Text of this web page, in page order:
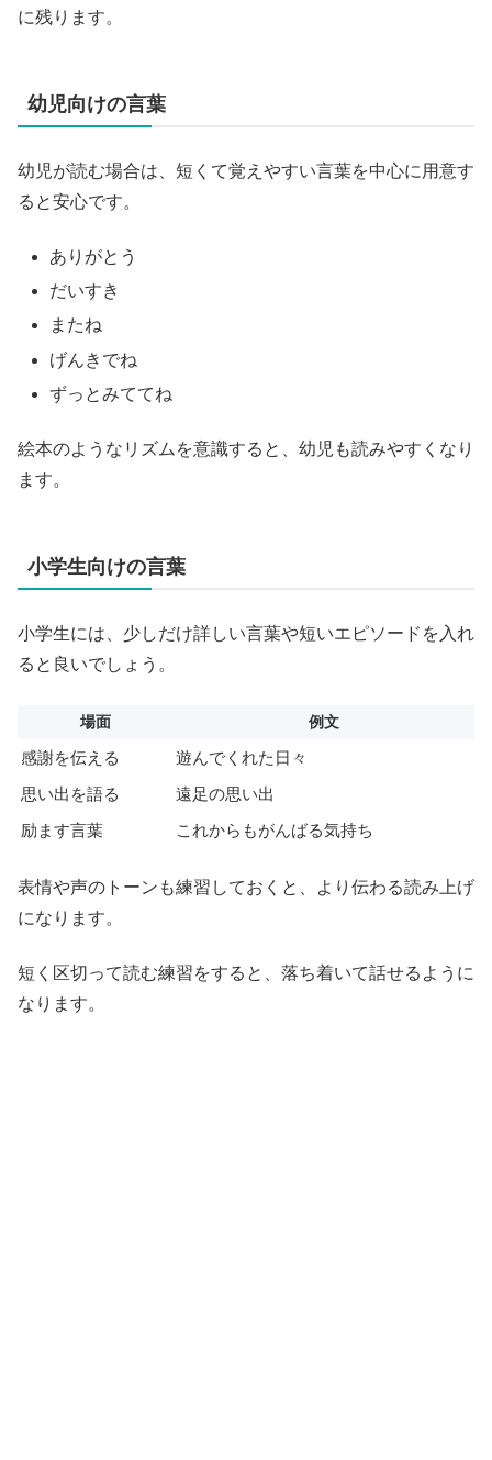
に残ります。
幼児向けの言葉
幼児が読む場合は、短くて覚えやすい言葉を中心に用意す
ると安心です。
ありがとう
だいすき
またね
げんきでね
ずっとみててね
絵本のようなリズムを意識すると、幼児も読みやすくなり
ます。
小学生向けの言葉
小学生には、少しだけ詳しい言葉や短いエピソードを入れ
ると良いでしょう。
場面 例文
感謝を伝える
遊んでくれた日々
思い出を語る
遠足の思い出
励ます言葉
これからもがんばる気持ち
表情や声のトーンも練習しておくと、より伝わる読み上げ
になります。
短く区切って読む練習をすると、落ち着いて話せるように
なります。